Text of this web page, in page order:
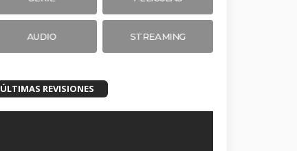
AUDIO STREAMING
ÚLTIMAS REVISIONES